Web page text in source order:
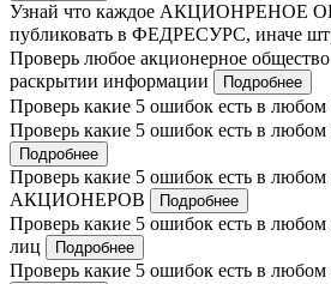
Узнай что каждое АКЦИОНРЕНОЕ
публиковать в ФЕДРЕСУРС, иначе
Проверь любое акционерное
раскрытии информации
Подробнее
Проверь какие 5 ошибок есть в любом
Проверь какие 5 ошибок есть в
Подробнее
Проверь какие 5 ошибок есть в любом
АКЦИОНЕРОВ
Подробнее
Проверь какие 5 ошибок есть в
лиц
Подробнее
Проверь какие 5 ошибок есть в любом